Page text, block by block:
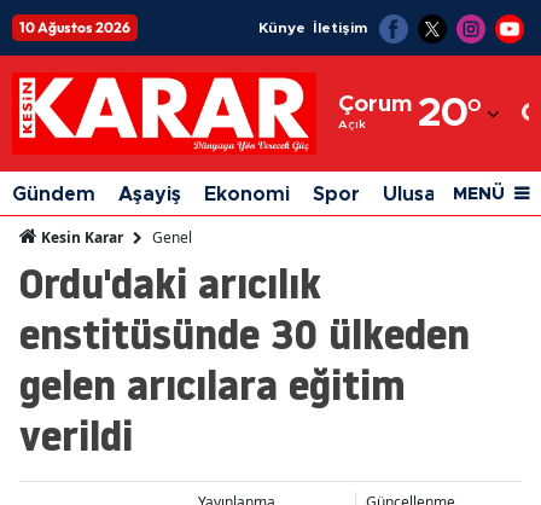
10 Ağustos 2026 Künye İletişim
Çorum
Açık 20°
Adıyaman
Afyonkarahisar
Ağrı
Ankara
Antalya
Gündem Aşayiş Ekonomi Spor Ulusal Siyaset
MENÜ
Kesin Karar Genel
Ordu'daki arıcılık
enstitüsünde 30 ülkeden
gelen arıcılara eğitim
verildi